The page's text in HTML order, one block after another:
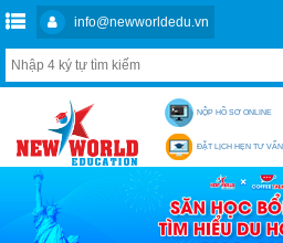
info@newworldedu.vn
NỘP HỒ SƠ ONLINE
ĐẶT LỊCH HẸN TƯ VẤN